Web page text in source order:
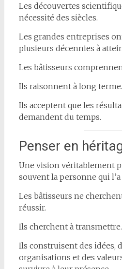
Les découvertes
nécessité des siècles.
Les grandes entreprises
plusieurs décennies à
Les bâtisseurs
Ils raisonnent à long terme.
Ils acceptent que les
demandent du temps.
Penser en
Une vision véritablement
souvent la personne qui
Les bâtisseurs ne
réussir.
Ils cherchent à transmettre.
Ils construisent des idées,
organisations et des